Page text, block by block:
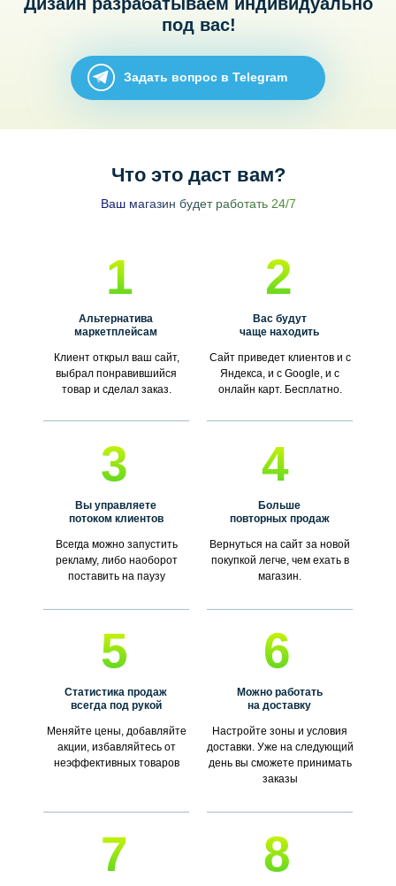
под вас!
Задать вопрос в Telegram
Что это даст вам?
Ваш магазин будет работать 24/7
1
Альтернатива
маркетплейсам
Клиент открыл ваш сайт,
выбрал понравившийся
товар и сделал заказ.
2
Вас будут
чаще находить
Сайт приведет клиентов и с
Яндекса, и с Google, и с
онлайн карт. Бесплатно.
3
Вы управляете
потоком клиентов
Всегда можно запустить
рекламу, либо наоборот
поставить на паузу
4
Больше
повторных продаж
Вернуться на сайт за новой
покупкой легче, чем ехать в
магазин.
5
Статистика продаж
всегда под рукой
Меняйте цены, добавляйте
акции, избавляйтесь от
неэффективных товаров
6
Можно работать
на доставку
Настройте зоны и условия
доставки. Уже на следующий
день вы сможете принимать
заказы
7 8